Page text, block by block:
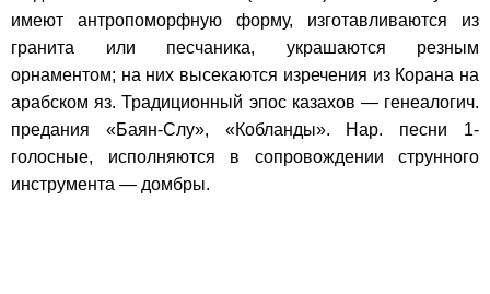
имеют антропоморфную форму, изготавливаются из
гранита или песчаника, украшаются резным
орнаментом; на них высекаются изречения из Корана на
арабском яз. Традиционный эпос казахов — генеалогич.
предания «Баян-Слу», «Кобланды». Нар. песни 1-
голосные, исполняются в сопровождении струнного
инструмента — домбры.